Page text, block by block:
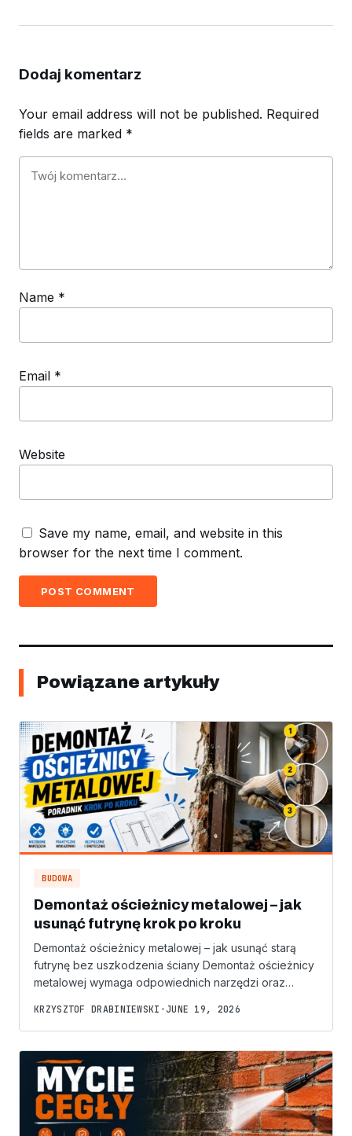
Dodaj komentarz
Your email address will not be published. Required
fields are marked *
Name *
Email *
Website
Save my name, email, and website in this
browser for the next time I comment.
POST COMMENT
Powiązane artykuły
BUDOWA
Demontaż ościeżnicy metalowej – jak
usunąć futrynę krok po kroku
Demontaż ościeżnicy metalowej – jak usunąć starą
futrynę bez uszkodzenia ściany Demontaż ościeżnicy
metalowej wymaga odpowiednich narzędzi oraz…
KRZYSZTOF DRABINIEWSKI • JUNE 19, 2026